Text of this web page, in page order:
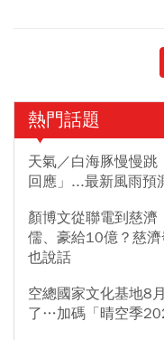
熱門話題
天氣／白海豚慢慢
回應」...最新風雨預
顏博文從聯電到慈濟
儒、豪給10億？慈
也說話
空總國家文化基地8
了…加碼「晴空季